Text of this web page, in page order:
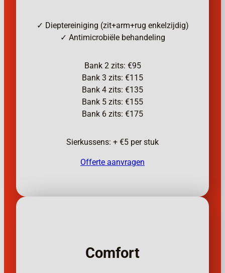
✓ Dieptereiniging (zit+arm+rug enkelzijdig)
✓ Antimicrobiële behandeling
Bank 2 zits: €95
Bank 3 zits: €115
Bank 4 zits: €135
Bank 5 zits: €155
Bank 6 zits: €175
Sierkussens: + €5 per stuk
Offerte aanvragen
Comfort